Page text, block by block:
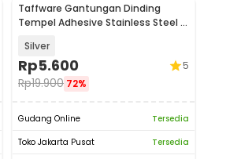
Taffware Gantungan Dinding
Tempel Adhesive Stainless Steel 6
Silver
Rp5.600
Rp19.900 72%
5
Gudang Online
Tersedia
Toko Jakarta Pusat
Tersedia